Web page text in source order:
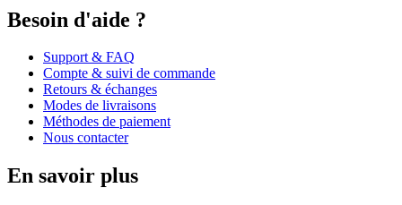
Besoin d'aide ?
Support & FAQ
Compte & suivi de commande
Retours & échanges
Modes de livraisons
Méthodes de paiement
Nous contacter
En savoir plus